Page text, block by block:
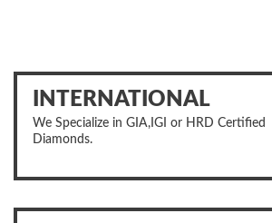
INTERNATIONAL
We Specialize in GIA,IGI or HRD Certified
Diamonds.